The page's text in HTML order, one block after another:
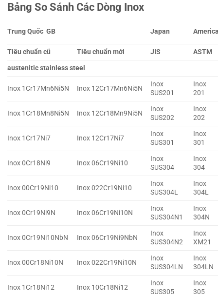
Bảng So Sánh Các Dòng Inox
Trung Quốc GB Japan
Tiêu chuẩn cũ Tiêu chuẩn mới JIS
ASTM
austenitic stainless steel
Inox 1Cr17Mn6Ni5N Inox 12Cr17Mn6Ni5N
Inox
SUS201
Inox
201
Inox 1Cr18Mn8Ni5N Inox 12Cr18Mn9Ni5N
Inox
SUS202
Inox
202
Inox 1Cr17Ni7 Inox 12Cr17Ni7
Inox
SUS301
Inox
301
Inox 0Cr18Ni9 Inox 06Cr19Ni10
Inox
SUS304
Inox
304
Inox 00Cr19Ni10 Inox 022Cr19Ni10
Inox
SUS304L
Inox
304L
Inox 0Cr19Ni9N Inox 06Cr19Ni10N
Inox
SUS304N1
Inox
304N
Inox 0Cr19Ni10NbN Inox 06Cr19Ni9NbN
Inox
SUS304N2
Inox
XM21
Inox 00Cr18Ni10N Inox 022Cr19Ni10N
Inox
SUS304LN
Inox
304LN
Inox 1Cr18Ni12 Inox 10Cr18Ni12
Inox
SUS305
Inox
305